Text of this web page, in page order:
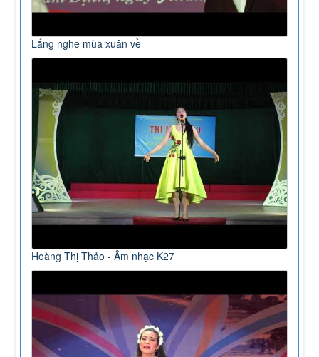
Lắng nghe mùa xuân về
Hoàng Thị Thảo - Âm nhạc K27